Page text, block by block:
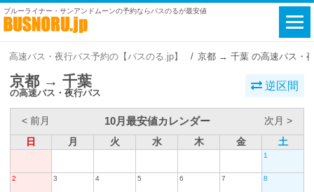
ブルーライナー・サンアンドムーンの予約ならバスのるが最安値
高速バス・夜行バス予約の【バスのる.jp】 京都 → 千葉 の高速バス・
京都 → 千葉
の高速バス・夜行バス
逆区間
< 前月 10月最安値カレンダー
次月 >
日
月 火 水 木 金 土
1
2 3 4 5 6 7 8